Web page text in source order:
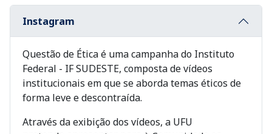
Instagram
Questão de Ética é uma campanha do Instituto
Federal - IF SUDESTE, composta de vídeos
institucionais em que se aborda temas éticos de
forma leve e descontraída.
Através da exibição dos vídeos, a UFU